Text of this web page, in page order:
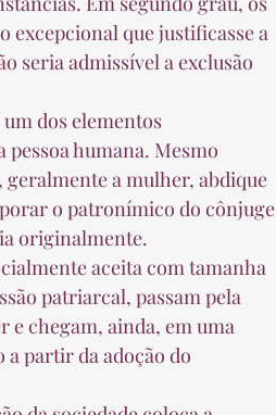
excepcional que justificasse a
seria admissível a exclusão
humana. Mesmo
a mulher, abdique
o patronímico do cônjuge
originalmente.
patriarcal, passam pela
e chegam, ainda, em uma
partir da adoção do